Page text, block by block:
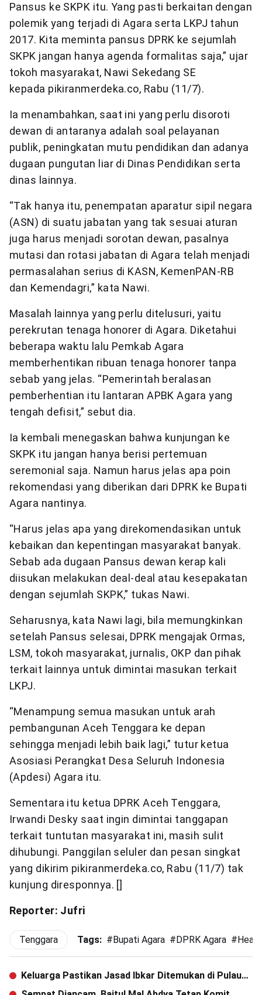
Pansus ke SKPK itu. Yang pasti berkaitan dengan
polemik yang terjadi di Agara serta LKPJ tahun
2017. Kita meminta pansus DPRK ke sejumlah
SKPK jangan hanya agenda formalitas saja,” ujar
tokoh masyarakat, Nawi Sekedang SE
kepada pikiranmerdeka.co, Rabu (11/7).
Ia menambahkan, saat ini yang perlu disoroti
dewan di antaranya adalah soal pelayanan
publik, peningkatan mutu pendidikan dan adanya
dugaan pungutan liar di Dinas Pendidikan serta
dinas lainnya.
“Tak hanya itu, penempatan aparatur sipil negara
(ASN) di suatu jabatan yang tak sesuai aturan
juga harus menjadi sorotan dewan, pasalnya
mutasi dan rotasi jabatan di Agara telah menjadi
permasalahan serius di KASN, KemenPAN-RB
dan Kemendagri,” kata Nawi.
Masalah lainnya yang perlu ditelusuri, yaitu
perekrutan tenaga honorer di Agara. Diketahui
beberapa waktu lalu Pemkab Agara
memberhentikan ribuan tenaga honorer tanpa
sebab yang jelas. “Pemerintah beralasan
pemberhentian itu lantaran APBK Agara yang
tengah defisit,” sebut dia.
Ia kembali menegaskan bahwa kunjungan ke
SKPK itu jangan hanya berisi pertemuan
seremonial saja. Namun harus jelas apa poin
rekomendasi yang diberikan dari DPRK ke Bupati
Agara nantinya.
“Harus jelas apa yang direkomendasikan untuk
kebaikan dan kepentingan masyarakat banyak.
Sebab ada dugaan Pansus dewan kerap kali
diisukan melakukan deal-deal atau kesepakatan
dengan sejumlah SKPK,” tukas Nawi.
Seharusnya, kata Nawi lagi, bila memungkinkan
setelah Pansus selesai, DPRK mengajak Ormas,
LSM, tokoh masyarakat, jurnalis, OKP dan pihak
terkait lainnya untuk dimintai masukan terkait
LKPJ.
“Menampung semua masukan untuk arah
pembangunan Aceh Tenggara ke depan
sehingga menjadi lebih baik lagi,” tutur ketua
Asosiasi Perangkat Desa Seluruh Indonesia
(Apdesi) Agara itu.
Sementara itu ketua DPRK Aceh Tenggara,
Irwandi Desky saat ingin dimintai tanggapan
terkait tuntutan masyarakat ini, masih sulit
dihubungi. Panggilan seluler dan pesan singkat
yang dikirim pikiranmerdeka.co, Rabu (11/7) tak
kunjung diresponnya. []
Reporter: Jufri
Tenggara Tags: #Bupati Agara #DPRK Agara #
Keluarga Pastikan Jasad Ibkar Ditemukan di Pulau
Aceh